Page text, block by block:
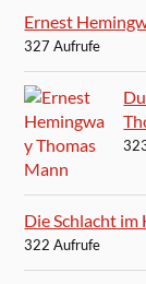
Ernest
327 Aufrufe
Die Schlacht
322 Aufrufe